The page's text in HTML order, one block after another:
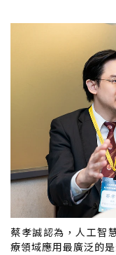
蔡孝誠認為，人工智
療領域應用最廣泛的